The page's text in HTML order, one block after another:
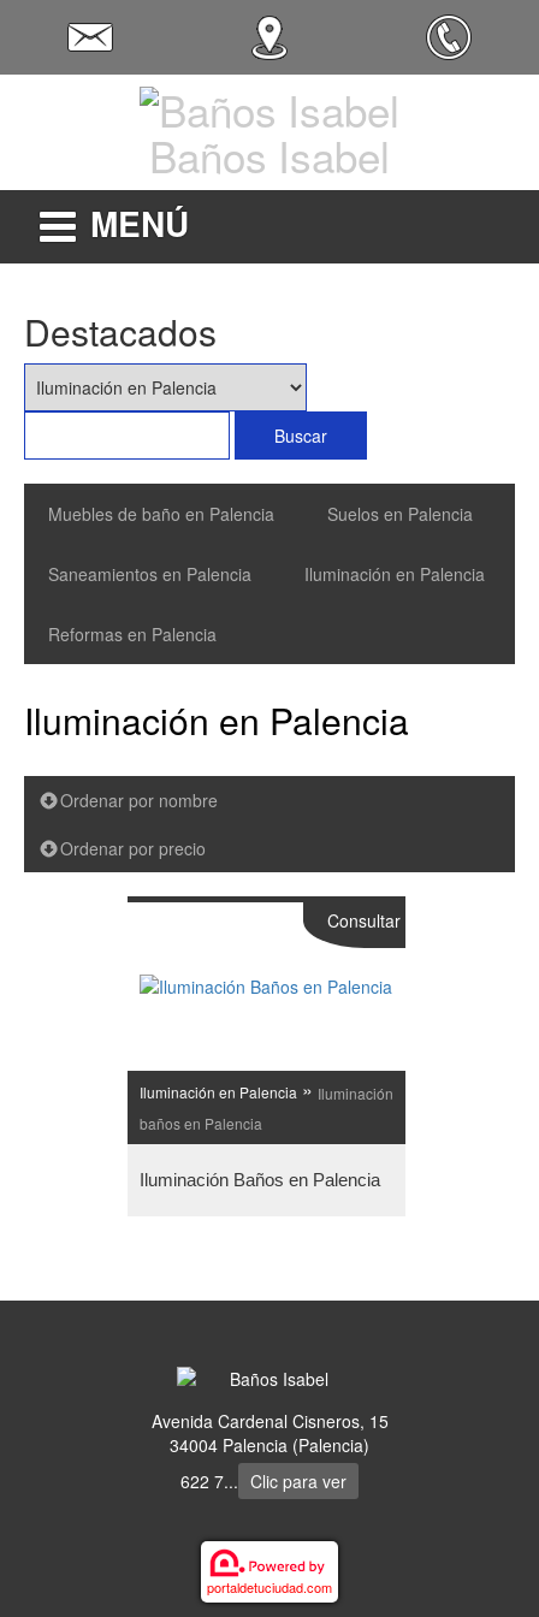
Baños Isabel
MENÚ
Destacados
Muebles de baño en Palencia Suelos en Palencia
Saneamientos en Palencia Iluminación en Palencia
Reformas en Palencia
Iluminación en Palencia
Ordenar por nombre
Ordenar por precio
Iluminación en Palencia » Iluminación
baños en Palencia
Iluminación Baños en Palencia
Consultar
Avenida Cardenal Cisneros, 15
34004 Palencia (Palencia)
622 7... Clic para ver
portaldetuciudad.com